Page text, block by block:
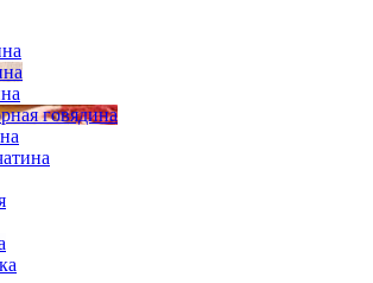
говядина